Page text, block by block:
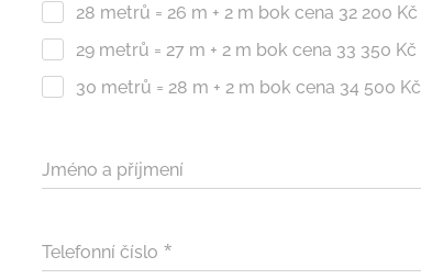
28 metrů = 26 m + 2 m bok cena 32 200 Kč
29 metrů = 27 m + 2 m bok cena 33 350 Kč
30 metrů = 28 m + 2 m bok cena 34 500 Kč
Jméno a příjmení
Telefonní číslo